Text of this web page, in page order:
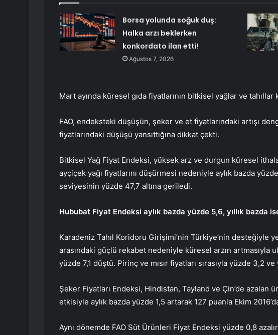
Borsa yolunda soğuk duş:
Halka arzı beklerken
konkordato ilan etti!
Ağustos 7, 2026
Mart ayında küresel gıda fiyatlarının bitkisel yağlar ve
FAO, endeksteki düşüşün, şeker ve et fiyatlarındaki artışı
fiyatlarındaki düşüşü yansıttığına dikkat çekti.
Bitkisel Yağ Fiyat Endeksi, yüksek arz ve durgun küresel
ayçiçek yağı fiyatlarını düşürmesi nedeniyle aylık bazda
seviyesinin yüzde 47,7 altına geriledi.
Hububat Fiyat Endeksi aylık bazda yüzde 5,6, yıllık bazda
Karadeniz Tahıl Koridoru Girişimi’nin Türkiye’nin desteğiyle
arasındaki güçlü rekabet nedeniyle küresel arzın artmasıyla
yüzde 7,1 düştü. Pirinç ve mısır fiyatları sırasıyla yüzde 3,2
Şeker Fiyatları Endeksi, Hindistan, Tayland ve Çin’de
etkisiyle aylık bazda yüzde 1,5 artarak 127 puanla Ekim
Aynı dönemde FAO Süt Ürünleri Fiyat Endeksi yüzde 0,8